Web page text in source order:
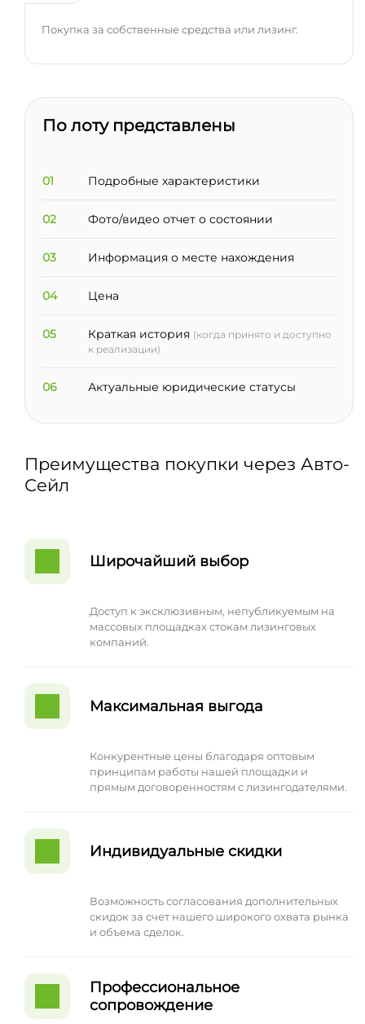
Покупка за собственные средства или лизинг.
По лоту представлены
01 Подробные характеристики
02 Фото/видео отчет о состоянии
03 Информация о месте нахождения
04 Цена
05 Краткая история (когда принято и доступно
к реализации)
06 Актуальные юридические статусы
Преимущества покупки через Авто-
Сейл
Широчайший выбор
Доступ к эксклюзивным, непубликуемым на
массовых площадках стокам лизинговых
компаний.
Максимальная выгода
Конкурентные цены благодаря оптовым
принципам работы нашей площадки и
прямым договоренностям с лизингодателями.
Индивидуальные скидки
Возможность согласования дополнительных
скидок за счет нашего широкого охвата рынка
и объема сделок.
Профессиональное
сопровождение